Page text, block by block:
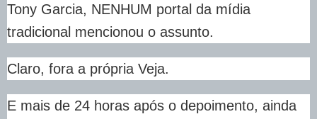
Tony Garcia, NENHUM portal da mídia
tradicional mencionou o assunto.
Claro, fora a própria Veja.
E mais de 24 horas após o depoimento, ainda